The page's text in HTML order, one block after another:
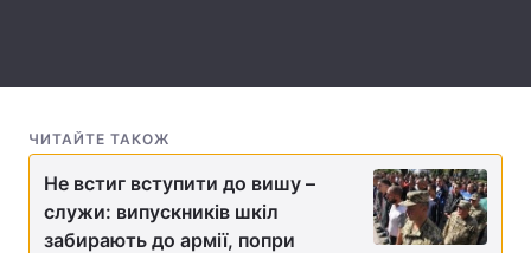
Контакти
Послуги
ЧИТАЙТЕ ТАКОЖ
Не встиг вступити до вишу –
служи: випускників шкіл
забирають до армії, попри